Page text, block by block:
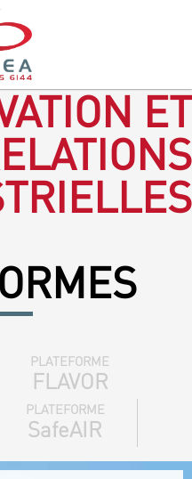
ET
PLATEFORME
FLAVOR
PLATEFORME
SafeAIR